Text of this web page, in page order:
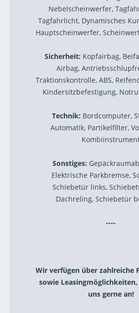
Nebelscheinwerfer,
Tagfahrlicht, Dynamisches
Hauptscheinwerfer,
Sicherheit: Kopfairbag,
Airbag,
Traktionskontrolle, ABS,
Kindersitzbefestigung,
Technik: Bordcomputer,
Automatik, Partikelfilter,
Sonstiges:
Elektrische Parkbremse,
Schiebetür links,
Dachreling, Schiebetür
----
Wir verfügen über zahlreiche
sowie Leasingmöglichkeiten,
uns gerne an!